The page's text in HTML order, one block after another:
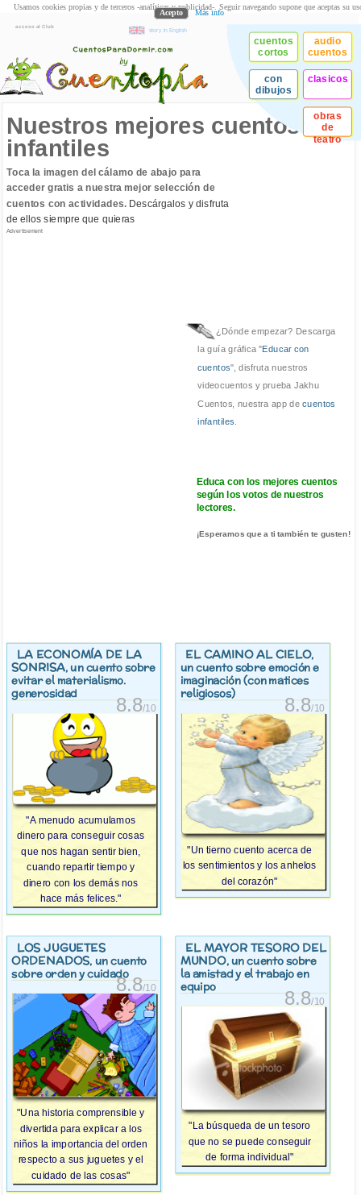
acceso al Club
story in English
cuentos
cortos
audio
cuentos
con
dibujos
clasicos
obras
de
teatro
Nuestros mejores cuentos
infantiles
Toca la imagen del cálamo de abajo para
acceder gratis a nuestra mejor selección de
cuentos con actividades.Descárgalos y disfruta
de ellos siempre que quieras
Advertisement
¿Dónde empezar? Descarga
la guía gráfica "Educar con
cuentos", disfruta nuestros
videocuentos y prueba Jakhu
Cuentos, nuestra app decuentos
infantiles.
Educa con los mejores cuentos
según los votos de nuestros
lectores.
¡Esperamos que a ti también te gusten!
LA ECONOMÍA DE LA
SONRISA, un cuento sobre
evitar el materialismo.
generosidad
8.8/10
"A menudo acumulamos
dinero para conseguir cosas
que nos hagan sentir bien,
cuando repartir tiempo y
dinero con los demás nos
hace más felices."
EL CAMINO AL CIELO,
un cuento sobre emoción e
imaginación (con matices
religiosos)
8.8/10
"Un tierno cuento acerca de
los sentimientos y los anhelos
del corazón"
LOS JUGUETES
ORDENADOS, un cuento
sobre orden y cuidado
8.8/10
"Una historia comprensible y
divertida para explicar a los
niños la importancia del orden
respecto a sus juguetes y el
cuidado de las cosas"
EL MAYOR TESORO DEL
MUNDO, un cuento sobre
la amistad y el trabajo en
equipo
8.8/10
"La búsqueda de un tesoro
que no se puede conseguir
de forma individual"
Usamos cookies propias y de terceros -analíticas y publicidad-. Seguir navegando supone que aceptas su
Acepto Más info